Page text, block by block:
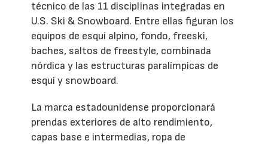
técnico de las 11 disciplinas integradas en
U.S. Ski & Snowboard. Entre ellas figuran los
equipos de esquí alpino, fondo, freeski,
baches, saltos de freestyle, combinada
nórdica y las estructuras paralímpicas de
esquí y snowboard.
La marca estadounidense proporcionará
prendas exteriores de alto rendimiento,
capas base e intermedias, ropa de